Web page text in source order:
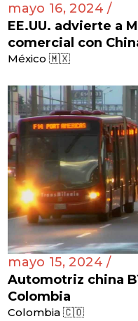
mayo 16, 2024 /
EE.UU. advierte a
comercial con
México 🇲🇽
mayo 15, 2024 /
Automotriz china
Colombia
Colombia 🇨🇴